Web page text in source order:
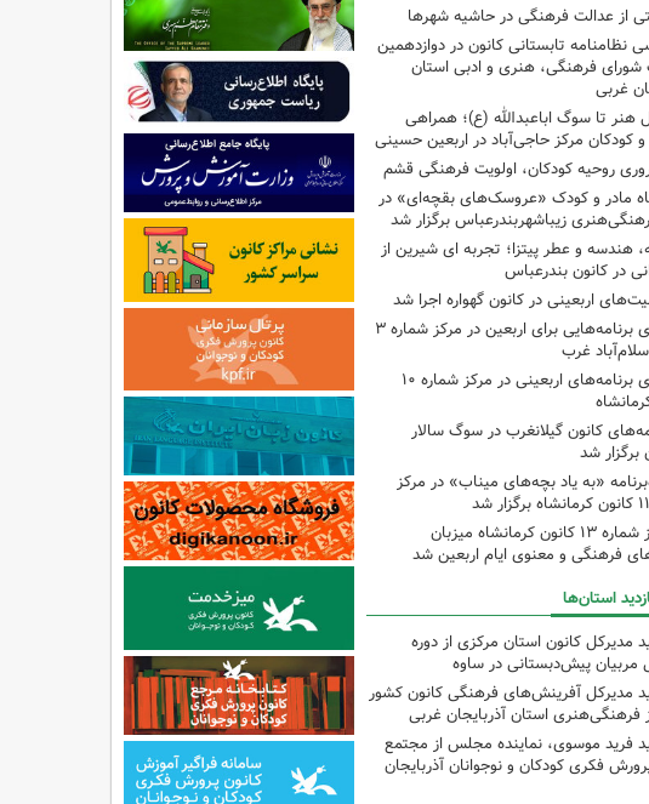
از عدالت فرهنگی در حاشیه شهرها
نظامنامه تابستانی کانون در دوازدهمین
فرهنگی، هنری و ادبی استان
غربی
هنر تا سوگ اباعبدالله (ع)؛ همراهی
و کودکان مرکز حاجی‌آباد در اربعین حسینی
روحیه کودکان، اولویت فرهنگی قشم
مادر و کودک «عروسک‌های بقچه‌ای» در
زیباشهربندرعباس برگزار شد
هندسه و عطر پیتزا؛ تجربه ای شیرین از
در کانون بندرعباس
اربعینی در کانون گهواره اجرا شد
اجرای برنامه‌هایی برای اربعین در مرکز شماره ۳
غرب
اجرای برنامه‌های اربعینی در مرکز شماره ۱۰
کانون گیلانغرب در سوگ سالار
برگزار شد
«به یاد بچه‌های میناب» در مرکز
مرکز شماره ۱۳ کانون کرمانشاه میزبان
فرهنگی و معنوی ایام اربعین شد
استان‌ها
مدیرکل کانون استان مرکزی از دوره
مربیان پیش‌دبستانی در ساوه
مدیرکل آفرینش‌های فرهنگی کانون کشور
فرهنگی‌هنری استان آذربایجان غربی
فرید موسوی، نماینده مجلس از مجتمع
فکری کودکان و نوجوانان آذربایجان